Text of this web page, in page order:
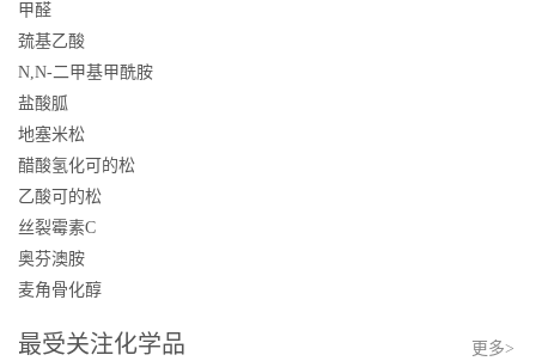
甲醛
巯基乙酸
N,N-二甲基甲酰胺
盐酸胍
地塞米松
醋酸氢化可的松
乙酸可的松
丝裂霉素C
奥芬澳胺
麦角骨化醇
最受关注化学品 更多>